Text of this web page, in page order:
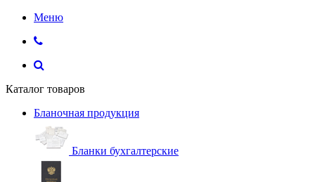
Меню
Каталог товаров
Бланочная продукция
Бланки бухгалтерские